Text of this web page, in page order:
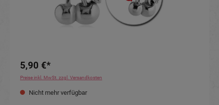
5,90 €*
Preise inkl. MwSt. zzgl. Versandkosten
Nicht mehr verfügbar